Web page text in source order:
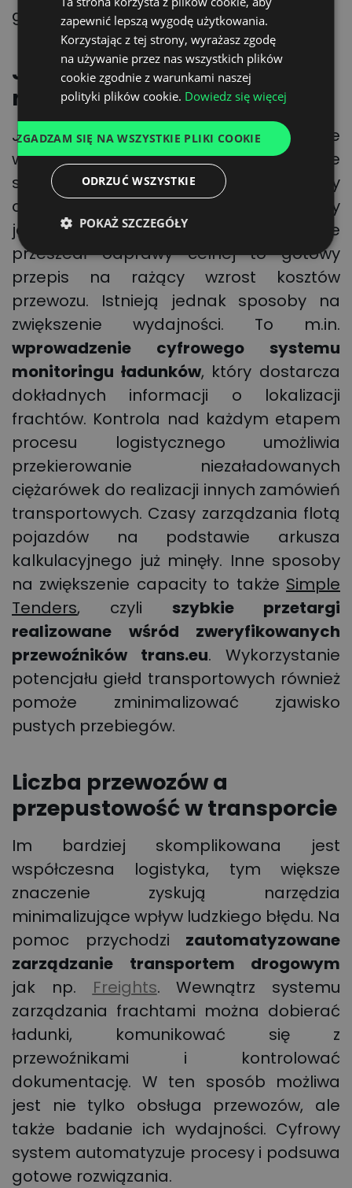
godziny.
Jak zmniejszyć
nieplanowane przestoje?
Jednym z czynników negatywnie
wpływających na capacity w transporcie
są przestoje. Ciężarówki i kierowcy
oczekujący przez wiele dni na towar, który
jeszcze nie dopłynął do portu bądź nie
przeszedł odprawy celnej to gotowy
przepis na rażący wzrost kosztów
przewozu. Istnieją jednak sposoby na
zwiększenie wydajności. To m.in.
wprowadzenie cyfrowego systemu
monitoringu ładunków, który dostarcza
dokładnych informacji o lokalizacji
frachtów. Kontrola nad każdym etapem
procesu logistycznego umożliwia
przekierowanie niezaładowanych
ciężarówek do realizacji innych zamówień
transportowych. Czasy zarządzania flotą
pojazdów na podstawie arkusza
kalkulacyjnego już minęły. Inne sposoby
na zwiększenie capacity to także Simple
Tenders, czyli szybkie przetargi
realizowane wśród zweryfikowanych
przewoźników trans.eu. Wykorzystanie
potencjału giełd transportowych również
pomoże zminimalizować zjawisko
pustych przebiegów.
Liczba przewozów a
przepustowość w transporcie
Im bardziej skomplikowana jest
współczesna logistyka, tym większe
znaczenie zyskują narzędzia
minimalizujące wpływ ludzkiego błędu. Na
pomoc przychodzi zautomatyzowane
zarządzanie transportem drogowym
jak np. Freights. Wewnątrz systemu
zarządzania frachtami można dobierać
ładunki, komunikować się z
przewoźnikami i kontrolować
dokumentację. W ten sposób możliwa
jest nie tylko obsługa przewozów, ale
także badanie ich wydajności. Cyfrowy
system automatyzuje procesy i podsuwa
gotowe rozwiązania.
ENGLISH
GERMAN
UKRAINIAN
FRENCH
zapewnić lepszą wygodę użytkowania.
Korzystając z tej strony, wyrażasz zgodę
na używanie przez nas wszystkich plików
cookie zgodnie z warunkami naszej
polityki plików cookie. Dowiedz się więcej
ZGADZAM SIĘ NA WSZYSTKIE PLIKI COOKIE
ODRZUĆ WSZYSTKIE
POKAŻ SZCZEGÓŁY